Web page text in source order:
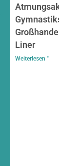
Liner
Weiterlesen "